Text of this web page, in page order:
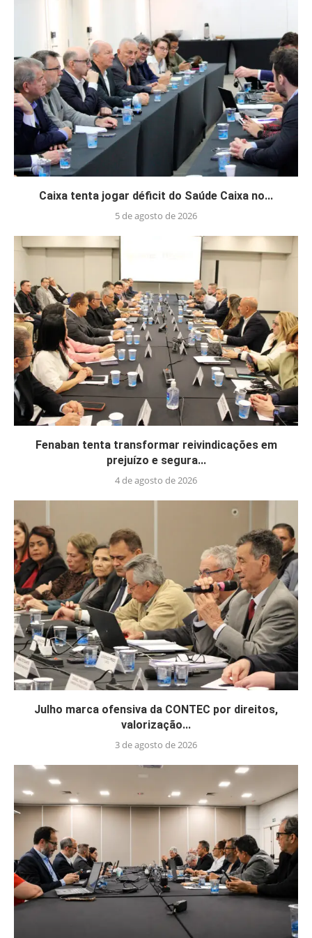
Caixa tenta jogar déficit do Saúde Caixa no...
5 de agosto de 2026
Fenaban tenta transformar reivindicações em
prejuízo e segura...
4 de agosto de 2026
Julho marca ofensiva da CONTEC por direitos,
valorização...
3 de agosto de 2026